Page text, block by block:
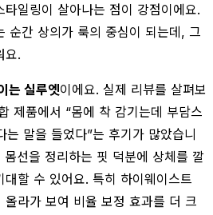
일링이 살아나는 점이 강점이에요.
순간 상의가 룩의 중심이 되는데, 그
요.
는 실루엣이에요. 실제 리뷰를 살펴보
제품에서 “몸에 착 감기는데 부담스
는 말을 들었다”는 후기가 많았습니
선을 정리하는 핏 덕분에 상체를 깔
할 수 있어요. 특히 하이웨이스트
올라가 보여 비율 보정 효과를 더 크